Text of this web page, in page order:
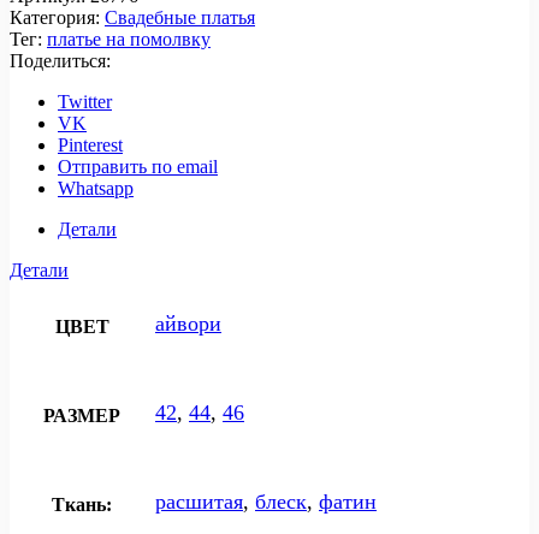
Категория: Свадебные платья
Тег: платье на помолвку
Поделиться:
Twitter
VK
Pinterest
Отправить по email
Whatsapp
Детали
Детали
ЦВЕТ айвори
РАЗМЕР 42, 44, 46
Ткань: расшитая, блеск, фатин